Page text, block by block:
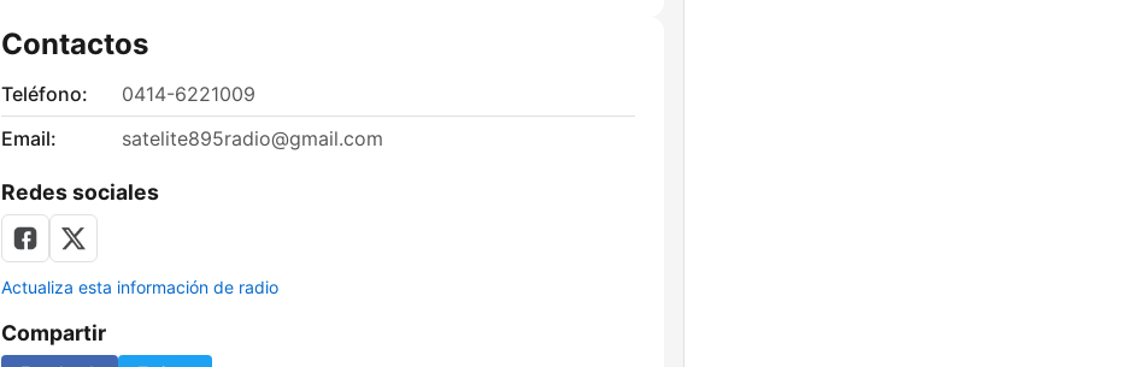
Contactos
Teléfono:
0414-6221009
Email:
satelite895radio@gmail.com
Redes sociales
Actualiza esta información de radio
Compartir